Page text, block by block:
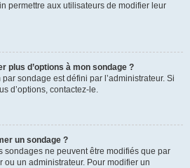
permettre aux utilisateurs de modifier leur
plus d’options à mon sondage ?
sondage est défini par l’administrateur. Si
d’options, contactez-le.
un sondage ?
sondages ne peuvent être modifiés que par
ou un administrateur. Pour modifier un